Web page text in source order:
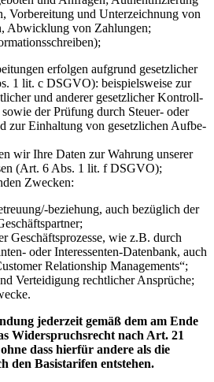
Vorbe­reitung und Unter­zeichnung von
Abwicklung von Zahlungen;
erfolgen aufgrund gesetz­licher
1 lit. c DSGVO): beispiels­weise zur
und anderer gesetz­licher Kontroll-
der Prüfung durch Steuer- oder
zur Einhaltung von gesetz­lichen Aufbe­
wir Ihre Daten zur Wahrung unserer
(Art. 6 Abs. 1 lit. f DSGVO);
Zwecken:
​beziehung, auch bezüglich der
Geschäftspro­zesse, wie z.B. durch
oder Inter­es­senten-​Datenbank, auch
Relati­onship Manage­ments“;
Vertei­digung recht­licher Ansprüche;
jederzeit gemäß dem am Ende
Widerspruchsrecht nach Art. 21
dass hierfür andere als die
den Basistarifen entstehen.